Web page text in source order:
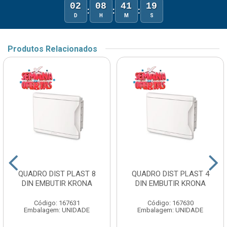
02
D : 08
H : 41
M : 19
S
Produtos Relacionados
QUADRO DIST PLAST 8
DIN EMBUTIR KRONA
Código: 167631
Embalagem: UNIDADE
QUADRO DIST PLAST 4
DIN EMBUTIR KRONA
Código: 167630
Embalagem: UNIDADE